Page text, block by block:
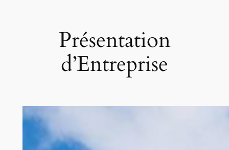
Présentation
d’Entreprise